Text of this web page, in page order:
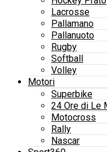
Lacrosse
Pallamano
Pallanuoto
Rugby
Softball
Volley
Motori
Superbike
24 Ore di Le
Motocross
Rally
Nascar